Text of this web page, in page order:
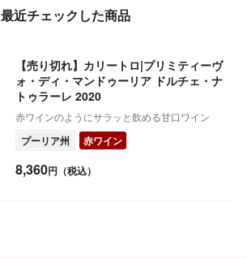
最近チェックした商品
【売り切れ】カリートロ|プリミティーヴ
ォ・ディ・マンドゥーリア ドルチェ・ナ
トゥラーレ 2020
赤ワインのようにサラッと飲める甘口ワイン
プーリア州 赤ワイン
8,360円（税込）